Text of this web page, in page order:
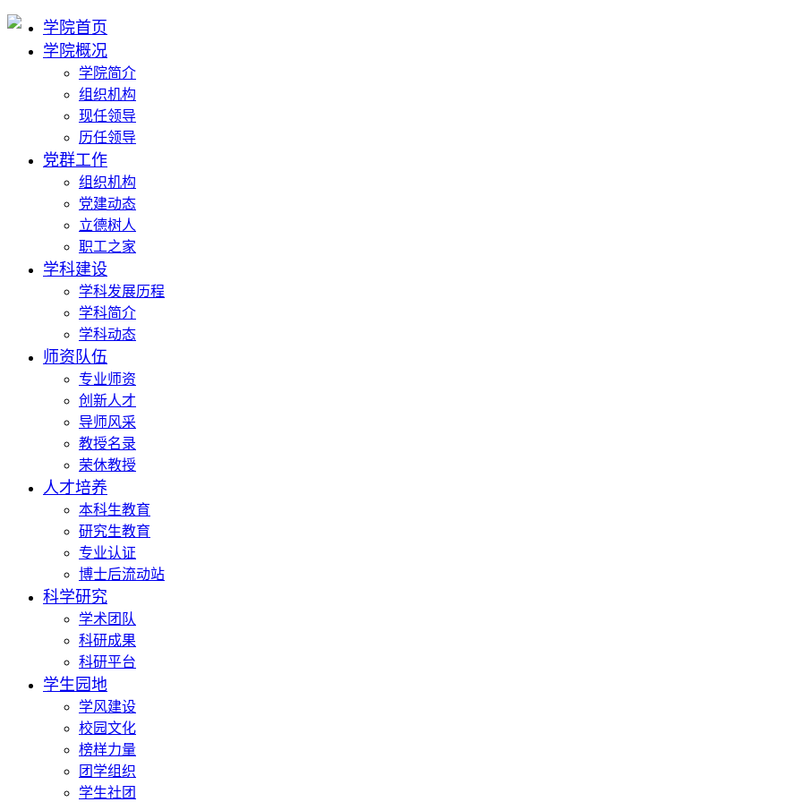
学院首页
学院概况
学院简介
组织机构
现任领导
历任领导
党群工作
组织机构
党建动态
立德树人
职工之家
学科建设
学科发展历程
学科简介
学科动态
师资队伍
专业师资
创新人才
导师风采
教授名录
荣休教授
人才培养
本科生教育
研究生教育
专业认证
博士后流动站
科学研究
学术团队
科研成果
科研平台
学生园地
学风建设
校园文化
榜样力量
团学组织
学生社团